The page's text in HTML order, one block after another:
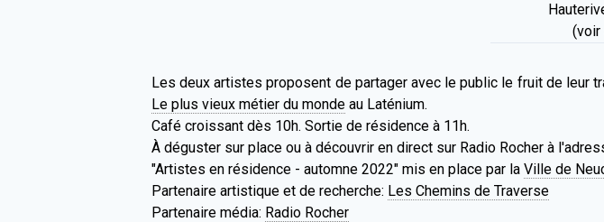
(voir
Les deux artistes proposent de partager avec le public le fruit de leur
Le plus vieux métier du monde au Laténium.
Café croissant dès 10h. Sortie de résidence à 11h.
À déguster sur place ou à découvrir en direct sur Radio Rocher à
"Artistes en résidence - automne 2022" mis en place par la Ville de
Partenaire artistique et de recherche: Les Chemins de Traverse
Partenaire média: Radio Rocher